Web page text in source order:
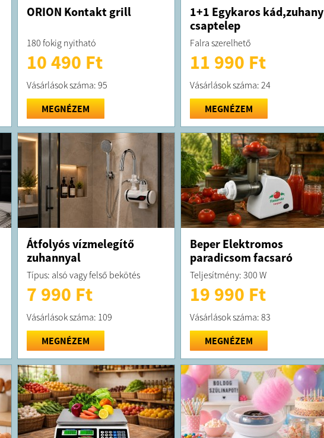
ORION Kontakt grill
180 fokig nyitható
10 490 Ft
Vásárlások száma: 95
MEGNÉZEM
1+1 Egykaros kád,zuhany
csaptelep
Falra szerelhető
11 990 Ft
Vásárlások száma: 24
MEGNÉZEM
Átfolyós vízmelegítő
zuhannyal
Típus: alsó vagy felső bekötés
7 990 Ft
Vásárlások száma: 109
MEGNÉZEM
Beper Elektromos
paradicsom facsaró
Teljesítmény: 300 W
19 990 Ft
Vásárlások száma: 83
MEGNÉZEM